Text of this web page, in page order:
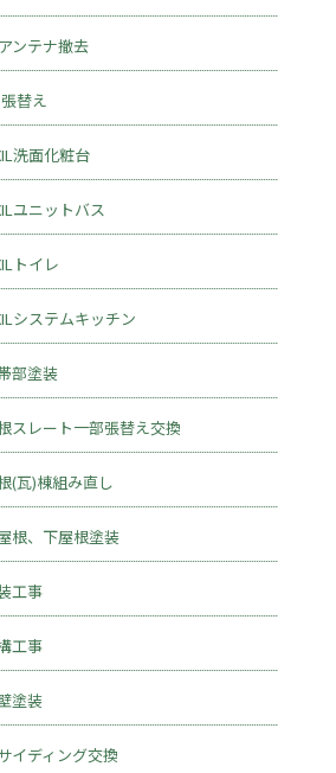
ンテナ撤去
替え
洗面化粧台
ユニットバス
トイレ
システムキッチン
部塗装
スレート一部張替え交換
(瓦)棟組み直し
根、下屋根塗装
工事
工事
塗装
イディング交換